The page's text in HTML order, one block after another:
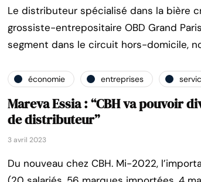
Le distributeur spécialisé dans la bière
grossiste-entrepositaire OBD Grand
segment dans le circuit hors-domicile,
économie entreprises
Mareva Essia : “CBH va pouvoir
de distributeur”
3 avril 2023
Du nouveau chez CBH. Mi-2022,